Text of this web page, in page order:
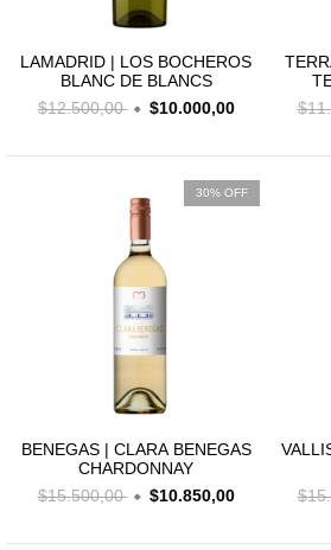
LAMADRID | LOS BOCHEROS
BLANC DE BLANCS
$12.500,00
$10.000,00
30% OFF
BENEGAS | CLARA BENEGAS
CHARDONNAY
$15.500,00
$10.850,00